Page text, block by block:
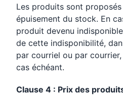
Les produits sont
épuisement du stock. En
produit devenu
de cette indisponibilité,
par courriel ou par
cas échéant.
Clause 4 : Prix des